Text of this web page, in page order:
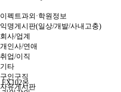
이펙트과외·학원정보
익명게시판(일상/개발/사내고충)
회사/업계
개인사/연애
취업/이직
기타
구인구직
자유게시판
FX102온